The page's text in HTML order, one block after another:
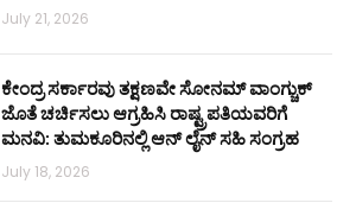
July 21, 2026
ಕೇಂದ್ರ ಸರ್ಕಾರವು ತಕ್ಷಣವೇ ಸೋನಮ್ ವಾಂಗ್ಚುಕ್
ಜೊತೆ ಚರ್ಚಿಸಲು ಆಗ್ರಹಿಸಿ ರಾಷ್ಟ್ರಪತಿಯವರಿಗೆ
ಮನವಿ: ತುಮಕೂರಿನಲ್ಲಿ ಆನ್‌ ಲೈನ್ ಸಹಿ ಸಂಗ್ರಹ
July 18, 2026